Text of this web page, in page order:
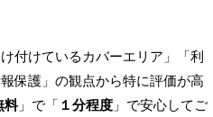
付けているカバーエリア」「利
保護」の観点から特に評価が高
料」で「 １分程度 」で安心してご